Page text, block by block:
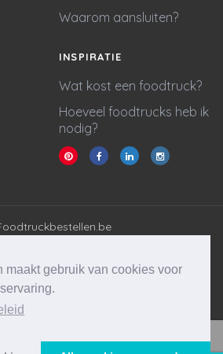
maakt gebruik van cookies voor
Waarom aansluiten?
INSPIRATIE
Wat kost een foodtruck?
Hoeveel foodtrucks heb ik
nodig?
Cookie statement
door